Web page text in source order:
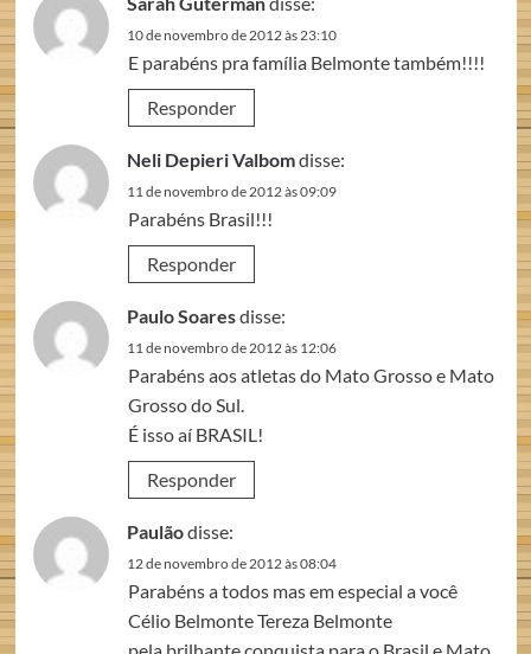
10 de novembro de 2012 às 23:10
E parabéns pra família Belmonte também!!!!
Responder
Neli Depieri Valbomdisse:
11 de novembro de 2012 às 09:09
Parabéns Brasil!!!
Responder
Paulo Soaresdisse:
11 de novembro de 2012 às 12:06
Parabéns aos atletas do Mato Grosso e Mato
Grosso do Sul.
É isso aí BRASIL!
Responder
Paulãodisse:
12 de novembro de 2012 às 08:04
Parabéns a todos mas em especial a você
Célio Belmonte Tereza Belmonte
pela brilhante conquista para o Brasil e Mato